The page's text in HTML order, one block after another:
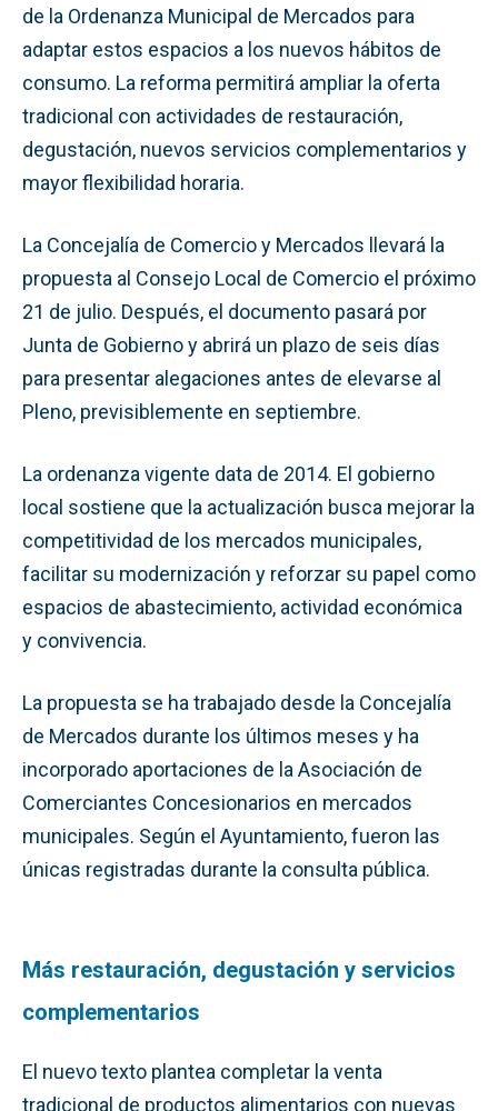
de la Ordenanza Municipal de Mercados para
adaptar estos espacios a los nuevos hábitos de
consumo. La reforma permitirá ampliar la oferta
tradicional con actividades de restauración,
degustación, nuevos servicios complementarios y
mayor flexibilidad horaria.
La Concejalía de Comercio y Mercados llevará la
propuesta al Consejo Local de Comercio el próximo
21 de julio. Después, el documento pasará por
Junta de Gobierno y abrirá un plazo de seis días
para presentar alegaciones antes de elevarse al
Pleno, previsiblemente en septiembre.
La ordenanza vigente data de 2014. El gobierno
local sostiene que la actualización busca mejorar la
competitividad de los mercados municipales,
facilitar su modernización y reforzar su papel como
espacios de abastecimiento, actividad económica
y convivencia.
La propuesta se ha trabajado desde la Concejalía
de Mercados durante los últimos meses y ha
incorporado aportaciones de la Asociación de
Comerciantes Concesionarios en mercados
municipales. Según el Ayuntamiento, fueron las
únicas registradas durante la consulta pública.
Más restauración, degustación y servicios
complementarios
El nuevo texto plantea completar la venta
tradicional de productos alimentarios con nuevas